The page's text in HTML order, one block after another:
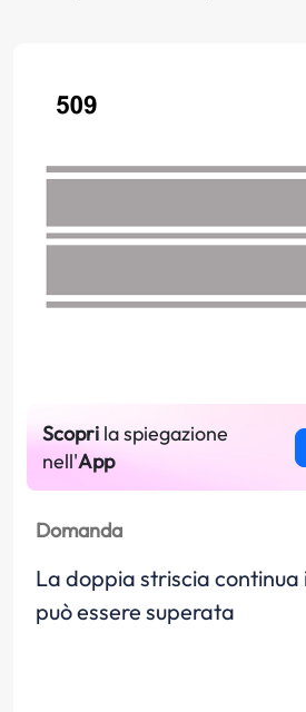
Scopri la spiegazione
nell'App
Domanda
La doppia striscia continua
può essere superata